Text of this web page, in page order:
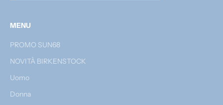
MENU
PROMO SUN68
NOVITÀ BIRKENSTOCK
Uomo
Donna